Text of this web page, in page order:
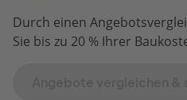
Durch einen
Sie bis zu 20 % Ihrer